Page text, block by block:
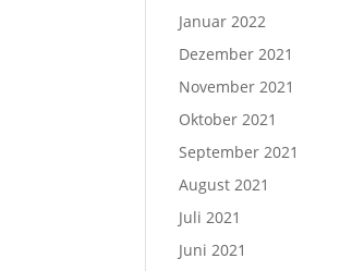
Januar 2022
Dezember 2021
November 2021
Oktober 2021
September 2021
August 2021
Juli 2021
Juni 2021